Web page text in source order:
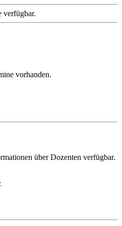
verfügbar.
vorhanden.
über Dozenten verfügbar.